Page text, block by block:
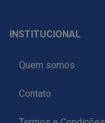
INSTITUCIONAL
Quem somos
Contato